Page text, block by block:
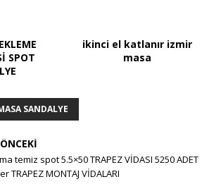
SPOT
ikinci el katlanır izmir
masa
SANDALYE
ÖNCEKI
temiz spot 5.5×50 TRAPEZ VİDASI 5250 ADET
TRAPEZ MONTAJ VİDALARI